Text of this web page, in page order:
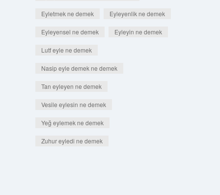
Eyletmek ne demek Eyleyenlik ne demek
Eyleyensel ne demek Eyleyin ne demek
Lutf eyle ne demek
Nasip eyle demek ne demek
Tan eyleyen ne demek
Vesile eylesin ne demek
Yeğ eylemek ne demek
Zuhur eyledi ne demek